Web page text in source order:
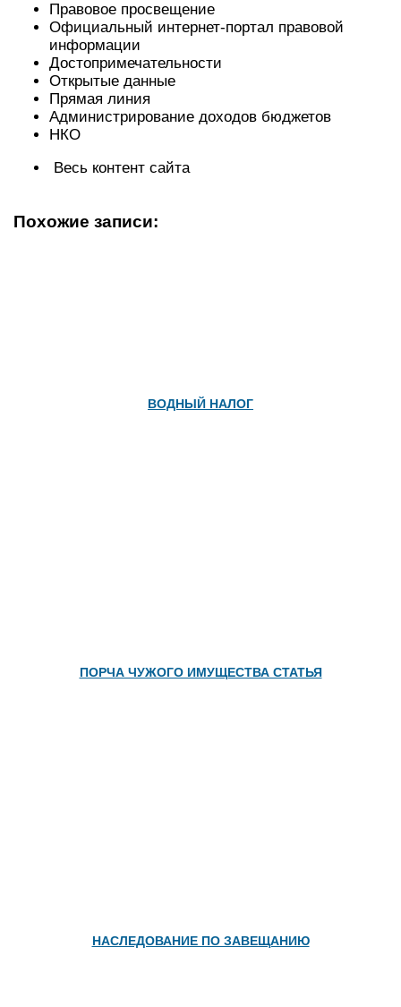
Правовое просвещение
Официальный интернет-портал правовой
информации
Достопримечательности
Открытые данные
Прямая линия
Администрирование доходов бюджетов
НКО
Весь контент сайта
Похожие записи:
ВОДНЫЙ НАЛОГ
ПОРЧА ЧУЖОГО ИМУЩЕСТВА СТАТЬЯ
НАСЛЕДОВАНИЕ ПО ЗАВЕЩАНИЮ